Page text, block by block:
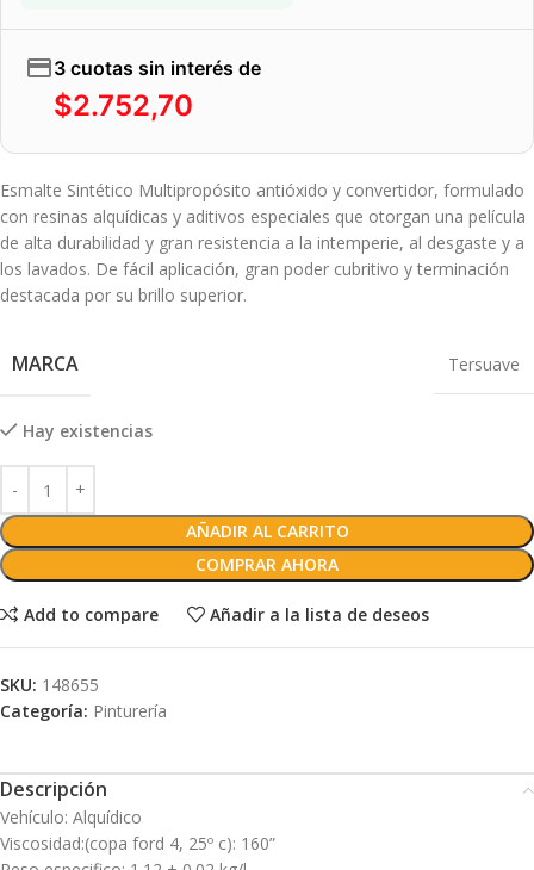
3 cuotas sin interés de
$2.752,70
Esmalte Sintético Multipropósito antióxido y convertidor, formulado
con resinas alquídicas y aditivos especiales que otorgan una película
de alta durabilidad y gran resistencia a la intemperie, al desgaste y a
los lavados. De fácil aplicación, gran poder cubritivo y terminación
destacada por su brillo superior.
MARCA Tersuave
Hay existencias
AÑADIR AL CARRITO
COMPRAR AHORA
Add to compare Añadir a la lista de deseos
SKU: 148655
Categoría: Pinturería
Descripción
Vehículo: Alquídico
Viscosidad:(copa ford 4, 25º c): 160”